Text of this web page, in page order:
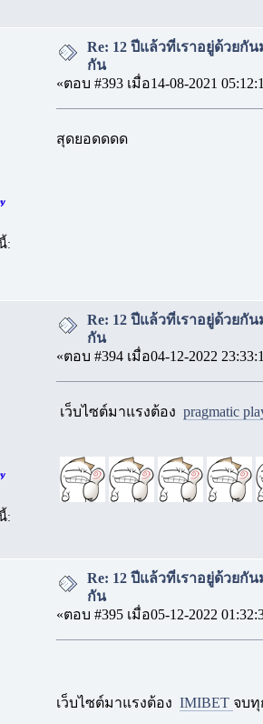
:
Re: 12 ปีแล้วที่เราอยู่ด้วยกั
กัน
«ตอบ #393 เมื่อ14-08-2021
สุดยอดดดด
:
Re: 12 ปีแล้วที่เราอยู่ด้วยกั
กัน
«ตอบ #394 เมื่อ04-12-2022
เว็บไซต์มาแรงต้อง pragmatic
Re: 12 ปีแล้วที่เราอยู่ด้วยกั
กัน
«ตอบ #395 เมื่อ05-12-2022
เว็บไซต์มาแรงต้อง IMIBET จบ